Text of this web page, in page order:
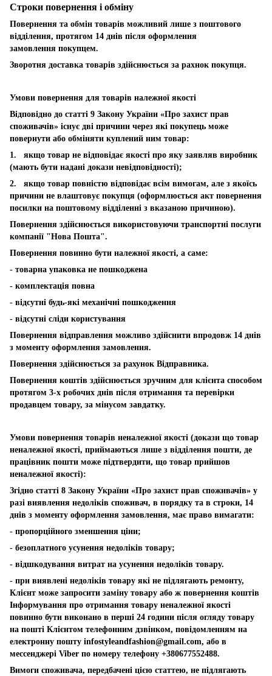
Строки повернення і обміну
Повернення та обмін товарів можливий лише з поштового
відділення, протягом 14 днів після оформлення
замовлення покупцем.
Зворотня доставка товарів здійснюється за рахнок покупця.
Умови повернення для товарів належної якості
Відповідно до статті 9 Закону України «Про захист прав
споживачів» існує дві причини через які покупець може
повернути або обміняти куплений ним товар:
1. якщо товар не відповідає якості про яку заявляв виробник
(мають бути надані докази невідповідності);
2. якщо товар повністю відповідає всім вимогам, але з якоїсь
причини не влаштовує покупця (оформлюється акт повернення
посилки на поштовому відділенні з вказаною причиною).
Повернення здійснюється використовуючи транспортні послуги
компанії "Нова Пошта".
Повернення повинно бути належної якості, а саме:
- товарна упаковка не пошкоджена
- комплектація повна
- відсутні будь-які механічні пошкодження
- відсутні сліди користування
Повернення відправлення можливо здійснити впродовж 14 днів
з моменту оформлення замовлення.
Повернення здійснюється за рахунок Відправника.
Повернення коштів здійснюється зручним для клієнта способом
протягом 3-х робочих днів після отримання та перевірки
продавцем товару, за мінусом завдатку.
Умови повернення товарів неналежної якості (докази що товар
неналежної якості, приймаються лише з відділення пошти, де
працівник пошти може підтвердити, що товар прийшов
неналежної якості):
Згідно статті 8 Закону України «Про захист прав споживачів» у
разі виявлення недоліків споживач, в порядку та в строки, 14
днів з моменту оформлення замовлення, має право вимагати:
- пропорційного зменшення ціни;
- безоплатного усунення недоліків товару;
- відшкодування витрат на усунення недоліків товару.
- при виявлені недоліків товару які не підлягають ремонту,
Клієнт може запросити заміну товару або ж повернення коштів
Інформування про отримання товару неналежної якості
повинно бути виконано в перші 24 години після огляду товару
на пошті Клієнтом телефонним дзвінком, повідомленням на
електронну пошту infostyleandfashion@gmail.com, або в
мессенджері Viber по номеру телефону +380677552488.
Вимоги споживача, передбачені цією статтею, не підлягають